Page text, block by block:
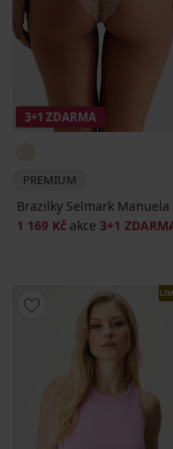
3+1 ZDARMA
PREMIUM
Brazilky Selmark Manuela
1 169 Kč akce 3+1